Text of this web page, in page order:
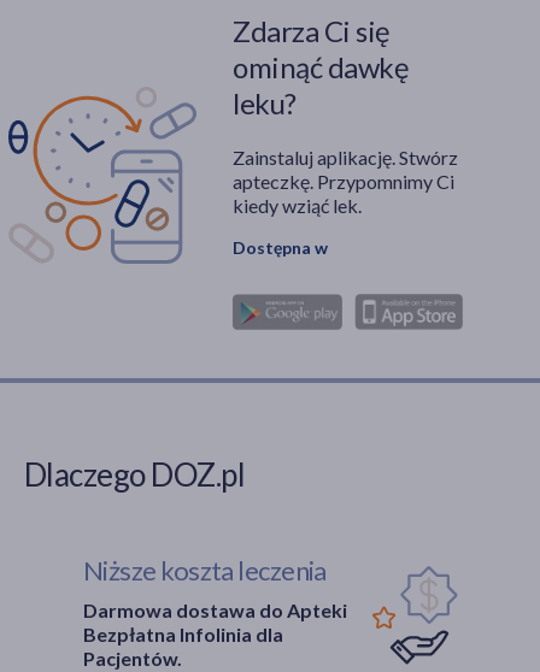
Zdarza Ci się
ominąć dawkę
leku?
Zainstaluj aplikację. Stwórz
apteczkę. Przypomnimy Ci
kiedy wziąć lek.
Dostępna w
Dlaczego DOZ.pl
Niższe koszta leczenia
Darmowa dostawa do Apteki
Bezpłatna Infolinia dla
Pacjentów.